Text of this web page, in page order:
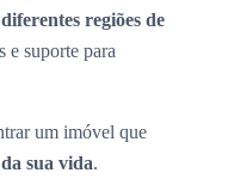
diferentes regiões de
e suporte para
um imóvel que
sua vida.